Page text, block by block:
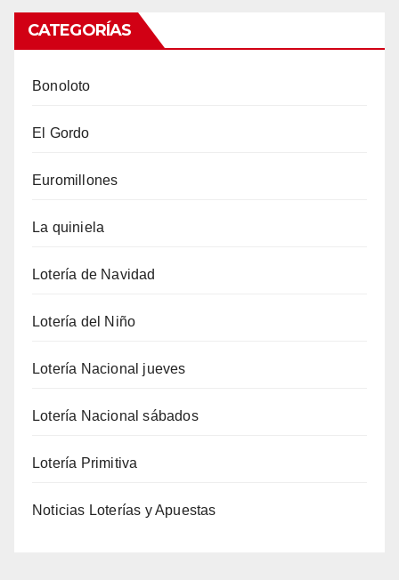
CATEGORÍAS
Bonoloto
El Gordo
Euromillones
La quiniela
Lotería de Navidad
Lotería del Niño
Lotería Nacional jueves
Lotería Nacional sábados
Lotería Primitiva
Noticias Loterías y Apuestas